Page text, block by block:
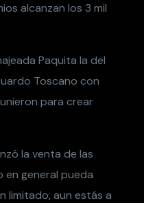
alcanzan los 3 mil
Paquita la del
Toscano con
para crear
la venta de las
en general pueda
limitado, aun estás a